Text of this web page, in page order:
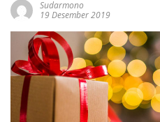
Sudarmono
19 Desember 2019